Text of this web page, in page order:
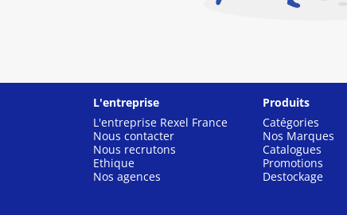
L'entreprise
L'entreprise Rexel France
Nous contacter
Nous recrutons
Ethique
Nos agences
Produits
Catégories
Nos Marques
Catalogues
Promotions
Destockage